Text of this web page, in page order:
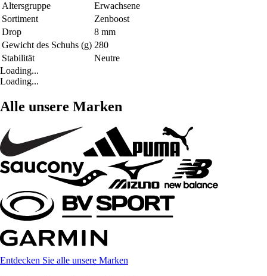
Altersgruppe
Erwachsene
Sortiment
Zenboost
Drop
8 mm
Gewicht des Schuhs (g) 280
Stabilität
Neutre
Loading...
Loading...
Alle unsere Marken
Entdecken Sie alle unsere Marken